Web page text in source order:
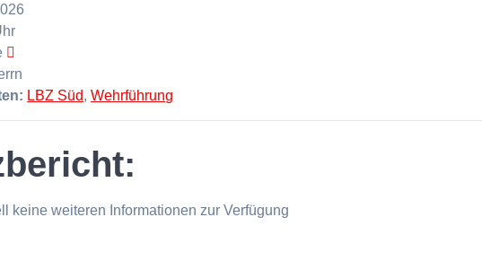
LBZ Süd,Wehrführung
keine weiteren Informationen zur Verfügung